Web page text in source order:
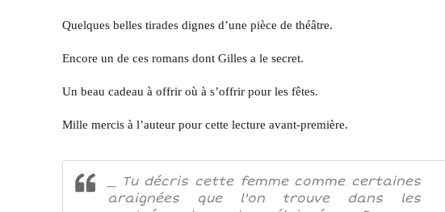
Quelques belles tirades dignes d’une pièce de théâtre.
Encore un de ces romans dont Gilles a le secret.
Un beau cadeau à offrir où à s’offrir pour les fêtes.
Mille mercis à l’auteur pour cette lecture avant-première.
_ Tu décris cette femme comme certaines
araignées que l'on trouve dans les